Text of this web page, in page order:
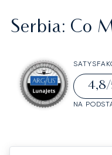
Serbia: Co
4,8/
NA